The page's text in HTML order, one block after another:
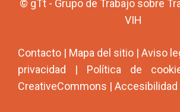
© gTt - Grupo de Trabajo sobre
VIH
Contacto | Mapa del sitio | Aviso
privacidad | Política de
CreativeCommons | Accesibilidad